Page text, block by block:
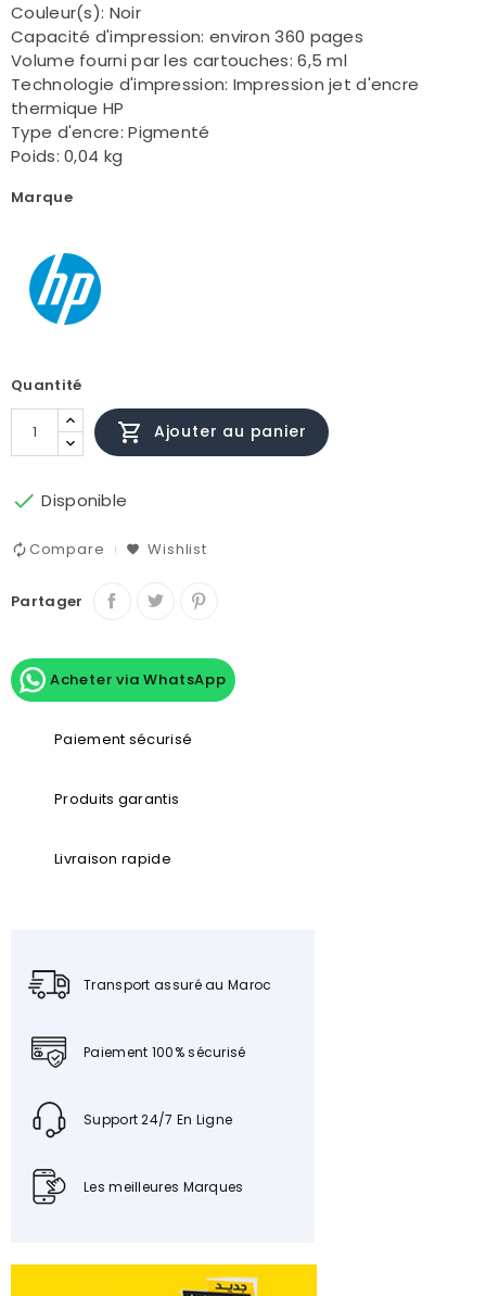
Couleur(s): Noir
Capacité d'impression: environ 360 pages
Volume fourni par les cartouches: 6,5 ml
Technologie d'impression: Impression jet d'encre
thermique HP
Type d'encre: Pigmenté
Poids: 0,04 kg
Marque
Quantité
 Ajouter au panier
 Disponible
Compare Wishlist
Partager
Acheter via WhatsApp
Paiement sécurisé
Produits garantis
Livraison rapide
Transport assuré au Maroc
Paiement 100% sécurisé
Support 24/7 En Ligne
Les meilleures Marques